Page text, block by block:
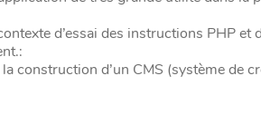
d’essai des instructions PHP et
construction d’un CMS (système de